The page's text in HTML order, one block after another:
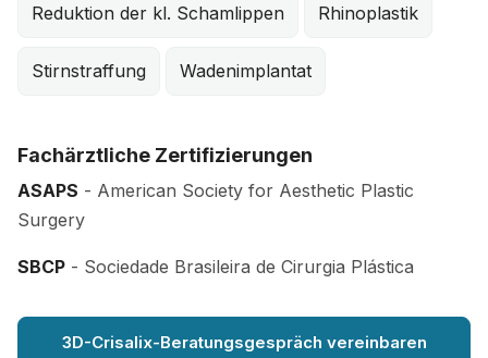
Reduktion der kl. Schamlippen Rhinoplastik
Stirnstraffung Wadenimplantat
Fachärztliche Zertifizierungen
ASAPS - American Society for Aesthetic Plastic
Surgery
SBCP - Sociedade Brasileira de Cirurgia Plástica
3D-Crisalix-Beratungsgespräch vereinbaren